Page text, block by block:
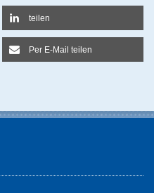
teilen
Per E-Mail teilen